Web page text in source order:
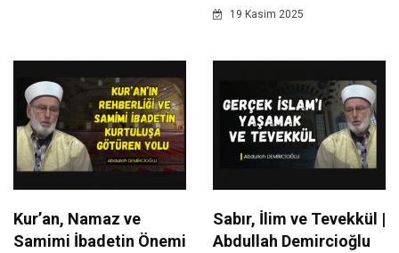
19 Kasim 2025
Kur’an, Namaz ve
Samimi İbadetin Önemi
Sabır, İlim ve Tevekkül |
Abdullah Demircioğlu